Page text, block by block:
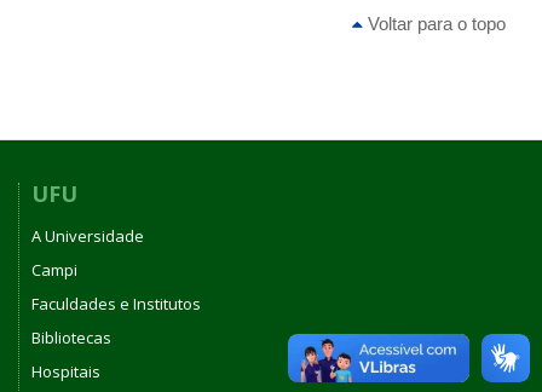
Voltar para o topo
UFU
A Universidade
Campi
Faculdades e Institutos
Bibliotecas
Hospitais